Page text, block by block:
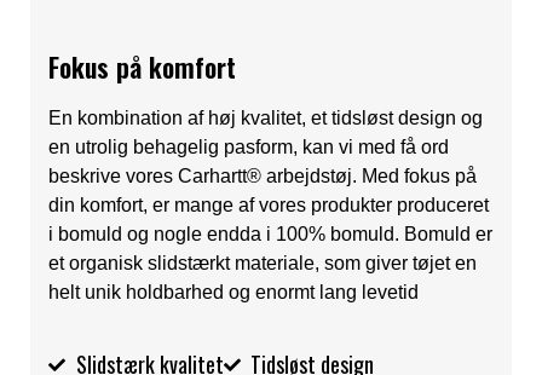
Fokus på komfort
En kombination af høj kvalitet, et tidsløst design og
en utrolig behagelig pasform, kan vi med få ord
beskrive vores Carhartt® arbejdstøj. Med fokus på
din komfort, er mange af vores produkter produceret
i bomuld og nogle endda i 100% bomuld. Bomuld er
et organisk slidstærkt materiale, som giver tøjet en
helt unik holdbarhed og enormt lang levetid
Slidstærk kvalitet Tidsløst design